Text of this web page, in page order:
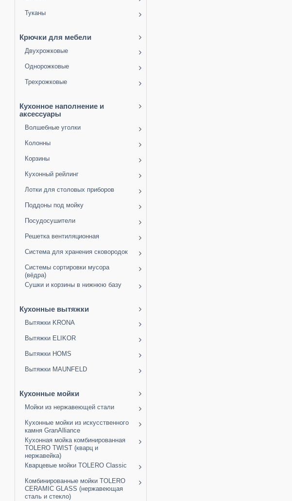
Туканы
Крючки для мебели
Двухрожковые
Однорожковые
Трехрожковые
Кухонное наполнение и
аксессуары
Волшебные уголки
Колонны
Корзины
Кухонный рейлинг
Лотки для столовых приборов
Поддоны под мойку
Посудосушители
Решетка вентиляционная
Система для хранения сковородок
Системы сортировки мусора
(вёдра)
Сушки и корзины в нижнюю базу
Кухонные вытяжки
Вытяжки KRONA
Вытяжки ELIKOR
Вытяжки HOMS
Вытяжки MAUNFELD
Кухонные мойки
Мойки из нержавеющей стали
Кухонные мойки из искусственного
камня GranAlliance
Кухонная мойка комбинированная
TOLERO TWIST (кварц и
нержавейка)
Кварцевые мойки TOLERO Classic
Комбинированные мойки TOLERO
CERAMIC GLASS (нержавеющая
сталь и стекло)